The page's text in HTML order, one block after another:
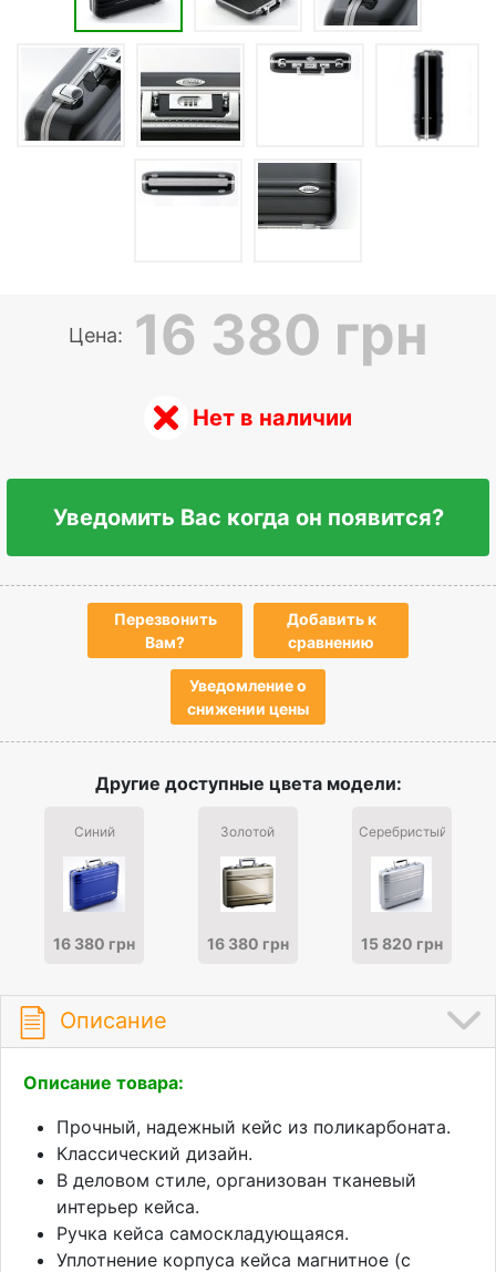
Цена: 16 380 грн
Нет в наличии
Уведомить Вас когда он появится?
Перезвонить
Вам?
Добавить к
сравнению
Уведомление о
снижении цены
Другие доступные цвета модели:
Синий
16 380 грн
Золотой
16 380 грн
Серебристый
15 820 грн
Описание
Описание товара:
Прочный, надежный кейс из поликарбоната.
Классический дизайн.
В деловом стиле, организован тканевый
интерьер кейса.
Ручка кейса самоскладующаяся.
Уплотнение корпуса кейса магнитное (с